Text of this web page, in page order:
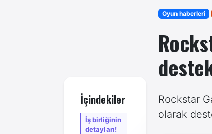
İçindekiler
İş birliğinin
detayları!
Oyun haberleri
Rockstar
olarak